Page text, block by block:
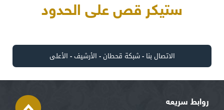
ستيكر قص على الحدود
الاتصال بنا -شبكة قحطان- الأرشيف- الأعلى
روابط سريعه